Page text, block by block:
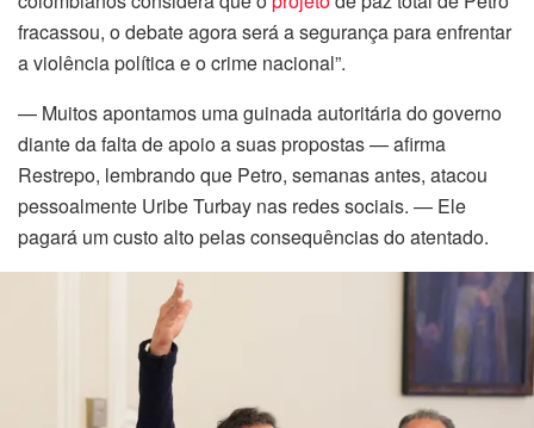
fracassou, o debate agora será a segurança para enfrentar
a violência política e o crime nacional”.
— Muitos apontamos uma guinada autoritária do governo
diante da falta de apoio a suas propostas — afirma
Restrepo, lembrando que Petro, semanas antes, atacou
pessoalmente Uribe Turbay nas redes sociais. — Ele
pagará um custo alto pelas consequências do atentado.